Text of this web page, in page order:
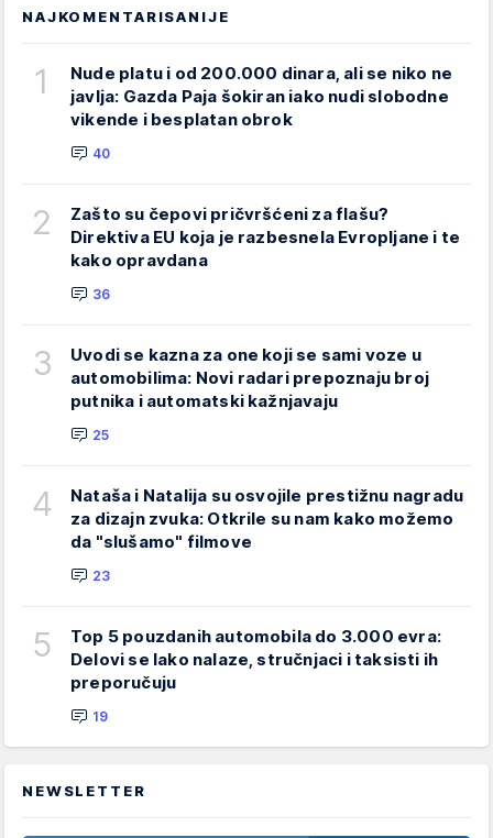
NAJKOMENTARISANIJE
1
Nude platu i od 200.000 dinara, ali se niko ne
javlja: Gazda Paja šokiran iako nudi slobodne
vikende i besplatan obrok
40
2
Zašto su čepovi pričvršćeni za flašu?
Direktiva EU koja je razbesnela Evropljane i te
kako opravdana
36
3
Uvodi se kazna za one koji se sami voze u
automobilima: Novi radari prepoznaju broj
putnika i automatski kažnjavaju
25
4
Nataša i Natalija su osvojile prestižnu nagradu
za dizajn zvuka: Otkrile su nam kako možemo
da "slušamo" filmove
23
5
Top 5 pouzdanih automobila do 3.000 evra:
Delovi se lako nalaze, stručnjaci i taksisti ih
preporučuju
19
NEWSLETTER